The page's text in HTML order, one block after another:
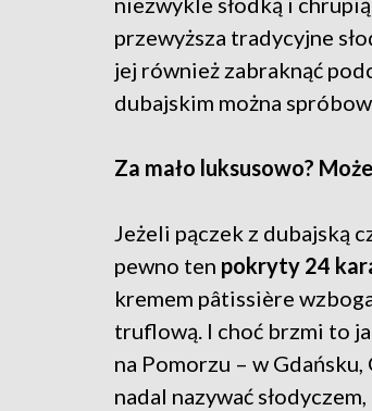
przewyższa tradycyjne
jej również zabraknąć
dubajskim można
Za mało luksusowo?
Jeżeli pączek z dubajską
pewno ten pokryty 24
kremem pâtissière
truflową. I choć brzmi to
na Pomorzu – w Gdańsku,
nadal nazywać